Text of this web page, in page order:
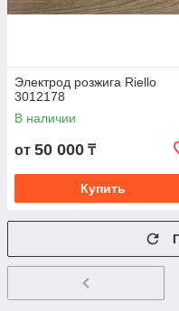
Электрод розжига Riello
3012178
В наличии
от 50 000 ₸
Купить